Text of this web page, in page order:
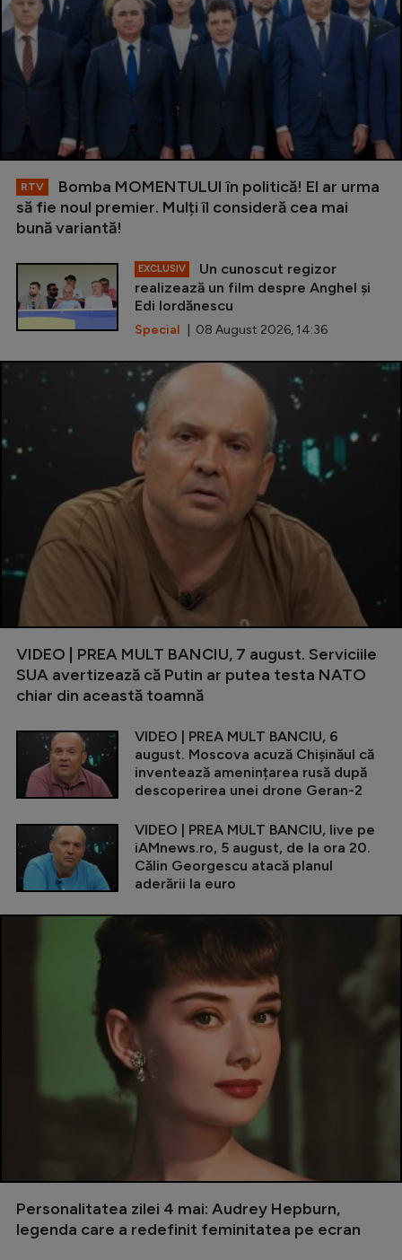
RTV
Bomba MOMENTULUI în politică! El ar urma
să fie noul premier. Mulți îl consideră cea mai
bună variantă!
EXCLUSIV
Un cunoscut regizor
realizează un film despre Anghel și
Edi Iordănescu
Special | 08 August 2026, 14:36
VIDEO | PREA MULT BANCIU, 7 august. Serviciile
SUA avertizează că Putin ar putea testa NATO
chiar din această toamnă
VIDEO | PREA MULT BANCIU, 6
august. Moscova acuză Chișinăul că
inventează amenințarea rusă după
descoperirea unei drone Geran-2
VIDEO | PREA MULT BANCIU, live pe
iAMnews.ro, 5 august, de la ora 20.
Călin Georgescu atacă planul
aderării la euro
Personalitatea zilei 4 mai: Audrey Hepburn,
legenda care a redefinit feminitatea pe ecran